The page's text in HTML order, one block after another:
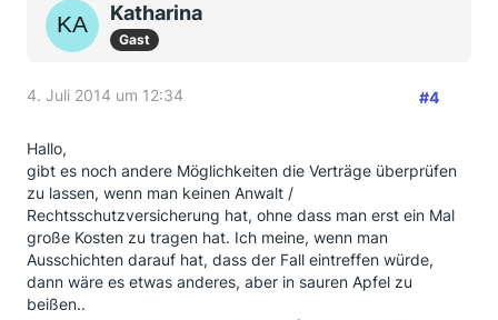
Katharina
Gast
4. Juli 2014 um 12:34 #4
Hallo,
gibt es noch andere Möglichkeiten die Verträge überprüfen
zu lassen, wenn man keinen Anwalt /
Rechtsschutzversicherung hat, ohne dass man erst ein Mal
große Kosten zu tragen hat. Ich meine, wenn man
Ausschichten darauf hat, dass der Fall eintreffen würde,
dann wäre es etwas anderes, aber in sauren Apfel zu
beißen..